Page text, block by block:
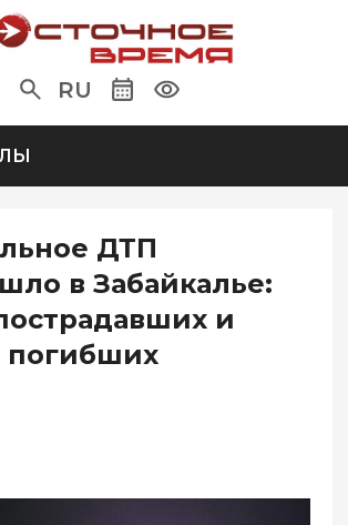
RU
ДТП
в Забайкалье:
и
погибших